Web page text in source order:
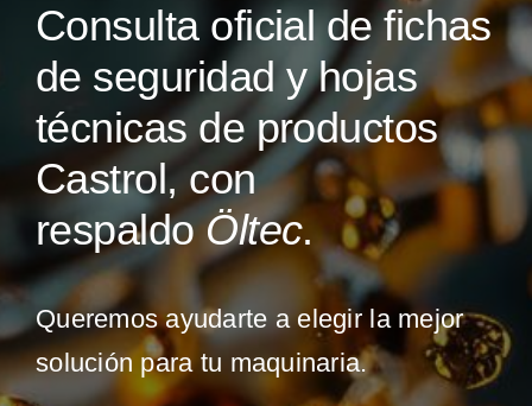
Compra Inteligente
Fichas Técnicas
Productos y Soluciones
Servicios
Nosotros
Consulta oficial de fichas
de seguridad y hojas
técnicas de productos
Castrol, con
respaldoÖltec.
Queremos ayudarte a elegir la mejor
solución para tu maquinaria.